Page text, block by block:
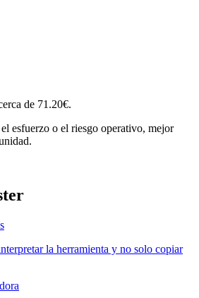
de 71.20€.
esfuerzo o el riesgo operativo, mejor
la herramienta y no solo copiar